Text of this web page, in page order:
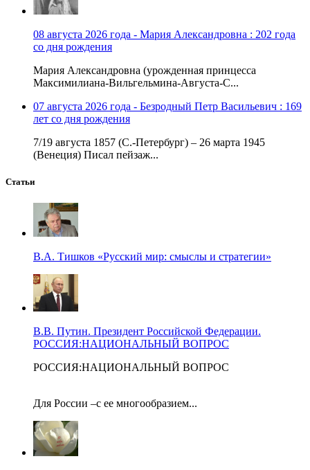
08 августа 2026 года - Мария Александровна : 202 года
со дня рождения
Мария Александровна (урожденная принцесса
Максимилиана-Вильгельмина-Августа-С...
07 августа 2026 года - Безродный Петр Васильевич : 169
лет со дня рождения
7/19 августа 1857 (С.-Петербург) – 26 марта 1945
(Венеция) Писал пейзаж...
Статьи
В.А. Тишков «Русский мир: смыслы и стратегии»
В.В. Путин. Президент Российской Федерации.
РОССИЯ:НАЦИОНАЛЬНЫЙ ВОПРОС
РОССИЯ:НАЦИОНАЛЬНЫЙ ВОПРОС
Для России –с ее многообразием...